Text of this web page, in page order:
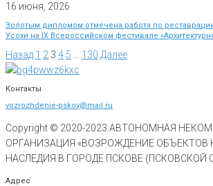
16 июня, 2026
Золотым дипломом отмечена работа по
Усохи на IX Всероссийском фестивале
Назад 1 2 3 4 5 130 Далее
Контакты
vozrozhdenie-pskov@mail.ru
Copyright © 2020-2023 АВТОНОМНАЯ
ОРГАНИЗАЦИЯ «ВОЗРОЖДЕНИЕ ОБЪЕКТОВ
НАСЛЕДИЯ В ГОРОДЕ ПСКОВЕ (ПСКОВСКОЙ
Адрес